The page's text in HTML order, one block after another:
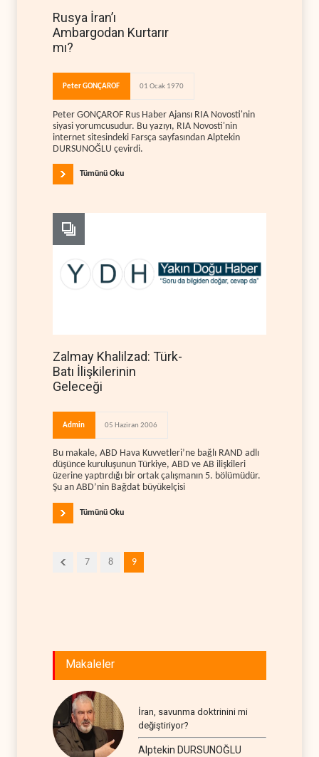
Rusya İran’ı
Ambargodan Kurtarır
mı?
Peter GONÇAROF 01 Ocak 1970
Peter GONÇAROF Rus Haber Ajansı RIA Novosti'nin
siyasi yorumcusudur. Bu yazıyı, RIA Novosti'nin
internet sitesindeki Farsça sayfasından Alptekin
DURSUNOĞLU çevirdi.
Tümünü Oku
Zalmay Khalilzad: Türk-
Batı İlişkilerinin
Geleceği
Admin 05 Haziran 2006
Bu makale, ABD Hava Kuvvetleri’ne bağlı RAND adlı
düşünce kuruluşunun Türkiye, ABD ve AB ilişkileri
üzerine yaptırdığı bir ortak çalışmanın 5. bölümüdür.
Şu an ABD’nin Bağdat büyükelçisi
Tümünü Oku
7 8 9
Makaleler
İran, savunma doktrinini mi
değiştiriyor?
Alptekin DURSUNOĞLU